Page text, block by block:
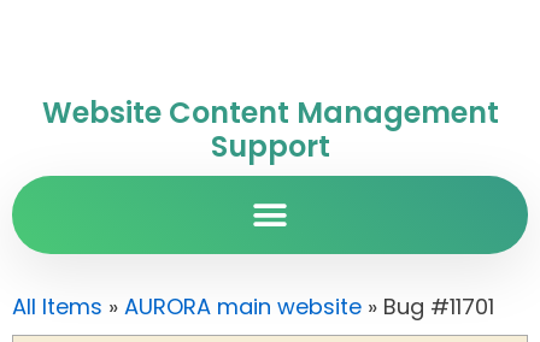
Website Content Management
Support
All Items » AURORA main website » Bug #11701